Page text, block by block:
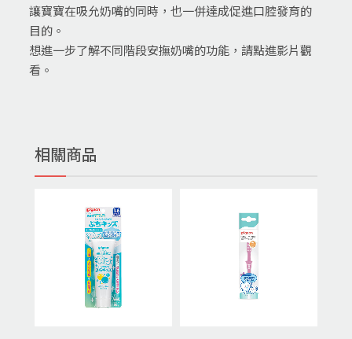
讓寶寶在吸允奶嘴的同時，也一併達成促進口腔發育的
目的。
想進一步了解不同階段安撫奶嘴的功能，請點進影片觀
看。
相關商品